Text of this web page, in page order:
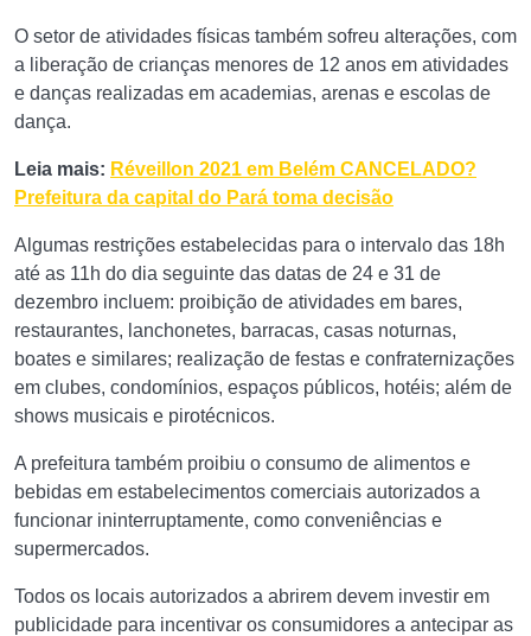
O setor de atividades físicas também sofreu alterações, com
a liberação de crianças menores de 12 anos em atividades
e danças realizadas em academias, arenas e escolas de
dança.
Leia mais: Réveillon 2021 em Belém CANCELADO?
Prefeitura da capital do Pará toma decisão
Algumas restrições estabelecidas para o intervalo das 18h
até as 11h do dia seguinte das datas de 24 e 31 de
dezembro incluem: proibição de atividades em bares,
restaurantes, lanchonetes, barracas, casas noturnas,
boates e similares; realização de festas e confraternizações
em clubes, condomínios, espaços públicos, hotéis; além de
shows musicais e pirotécnicos.
A prefeitura também proibiu o consumo de alimentos e
bebidas em estabelecimentos comerciais autorizados a
funcionar ininterruptamente, como conveniências e
supermercados.
Todos os locais autorizados a abrirem devem investir em
publicidade para incentivar os consumidores a antecipar as